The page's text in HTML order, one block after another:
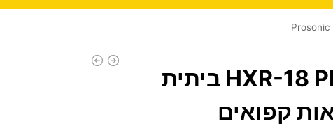
מכונת ברד HXR-18 PR ביתית
קפואים